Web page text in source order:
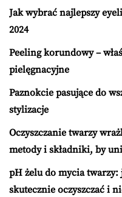
Jak wybrać najlepszy
2024
Peeling korundowy –
pielęgnacyjne
Paznokcie pasujące do
stylizacje
Oczyszczanie twarzy
metody i składniki, by
pH żelu do mycia
skutecznie oczyszczać i